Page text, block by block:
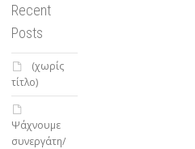
Recent
Posts
(χωρίς
τίτλο)
Ψάχνουμε
συνεργάτη/